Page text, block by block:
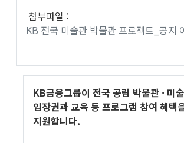
첨부파일 :
KB 전국 미술관 박물관 프로젝트_공지
KB금융그룹이 전국 공립 박물관 · 미
입장권과 교육 등 프로그램 참여 혜택
지원합니다.